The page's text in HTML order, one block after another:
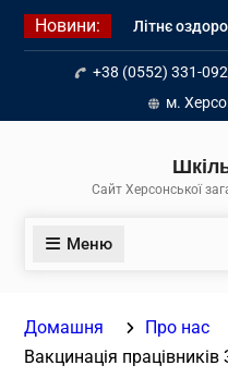
Перейти
Новини:
Літнє
Діалог з
Інформація
тимчасово
до
+38 (0552) 331-092
м.
Сайт Херсонської
Меню
Домашня Про нас
Вакцинація